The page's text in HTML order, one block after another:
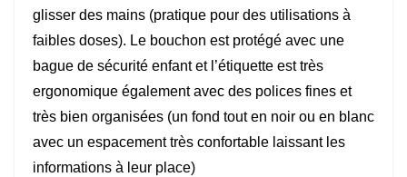
glisser des mains (pratique pour des utilisations à
faibles doses). Le bouchon est protégé avec une
bague de sécurité enfant et l’étiquette est très
ergonomique également avec des polices fines et
très bien organisées (un fond tout en noir ou en blanc
avec un espacement très confortable laissant les
informations à leur place)